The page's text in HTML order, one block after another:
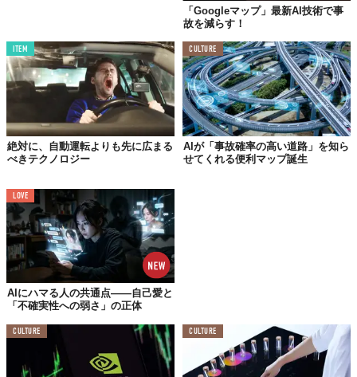
リスクベースの意思決定へのシフト
これからの交通安全管理は、AIの予測結果を「警報」として活用
するプロアクティブな体制へ移行すべきです。具体的には、予測
リスクが閾値を超えた地域や時間帯に対して、交通規制の強化や
緊急対応リソースの先行的な配置を行うなど、事故が起きる前の
「予測的介入」が可能になります。これは、人的ミスや偶発性に
依存しない、データに基づく安全設計の核となります。
本件で最も重要なメッセージは、「精度の高いアルゴリズム」を
作ること自体がゴールではないという点です。どれほど高度な計
算を行っても、事故予測の評価基準を「事故の深刻度」に最適化
しなければ、現場の命を守るツールにはなりません。今後、医療
や防災など、重大な結果を伴う分野においても、このように「安
全に対するコスト（見落としの代償）を組み込んだAI設計」が不
可欠な基準となっていくでしょう。
Reference:Safety-oriented and explainable machine learning for KSI crash risk prediction:
Evidence from the United Kingdom
画像: AIによる生成
「Googleマップ」最新AI技術で事
故を減らす！
ITEM
絶対に、自動運転よりも先に広まる
べきテクノロジー
CULTURE
AIが「事故確率の高い道路」を知ら
せてくれる便利マップ誕生
LOVE
AIにハマる人の共通点——自己愛と
「不確実性への弱さ」の正体
CULTURE CULTURE